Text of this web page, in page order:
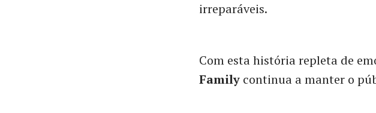
irreparáveis.
Com esta história repleta de
Family continua a manter o